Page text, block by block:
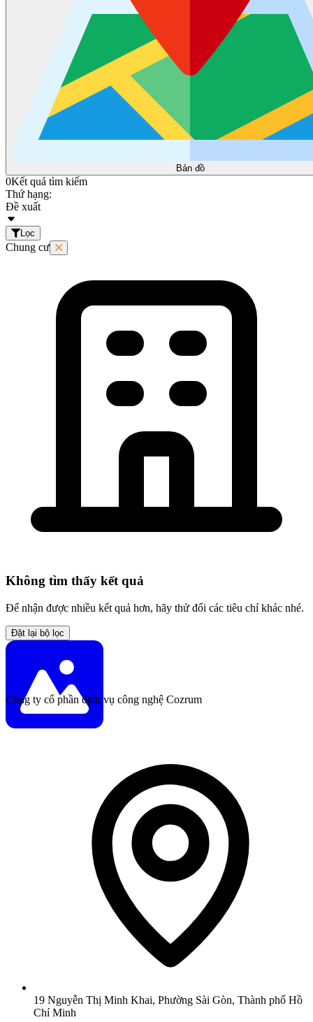
Bản đồ
0Kết quả tìm kiếm
Thứ hạng:
Đề xuất
Lọc
Chung cư
Không tìm thấy kết quả
Để nhận được nhiều kết quả hơn, hãy thử đổi các tiêu chí khác nhé.
Đặt lại bộ lọc
Công ty cổ phần dịch vụ công nghệ Cozrum
19 Nguyễn Thị Minh Khai, Phường Sài Gòn, Thành phố Hồ
Chí Minh